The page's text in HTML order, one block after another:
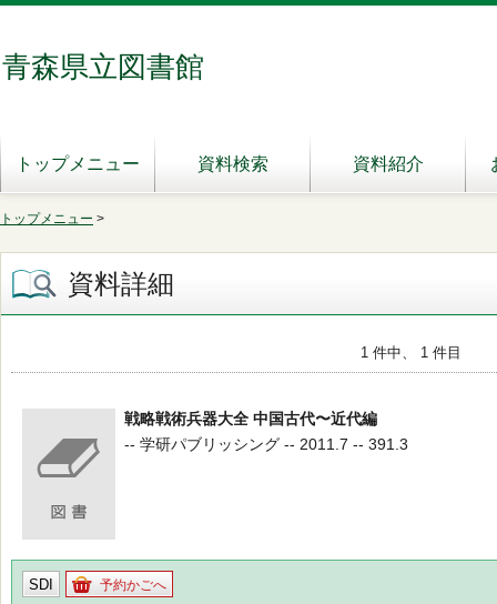
青森県立図書館
トップメニュー 資料検索 資料紹介
トップメニュー >
資料詳細
1 件中、 1 件目
戦略戦術兵器大全 中国古代〜近代編
-- 学研パブリッシング -- 2011.7 -- 391.3
SDI 予約かごへ